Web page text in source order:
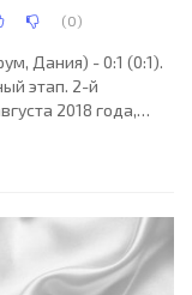
(0)
Дания) - 0:1 (0:1).
этап. 2-й
2018 года,
% при вместимости
АИК (Стокгольм):